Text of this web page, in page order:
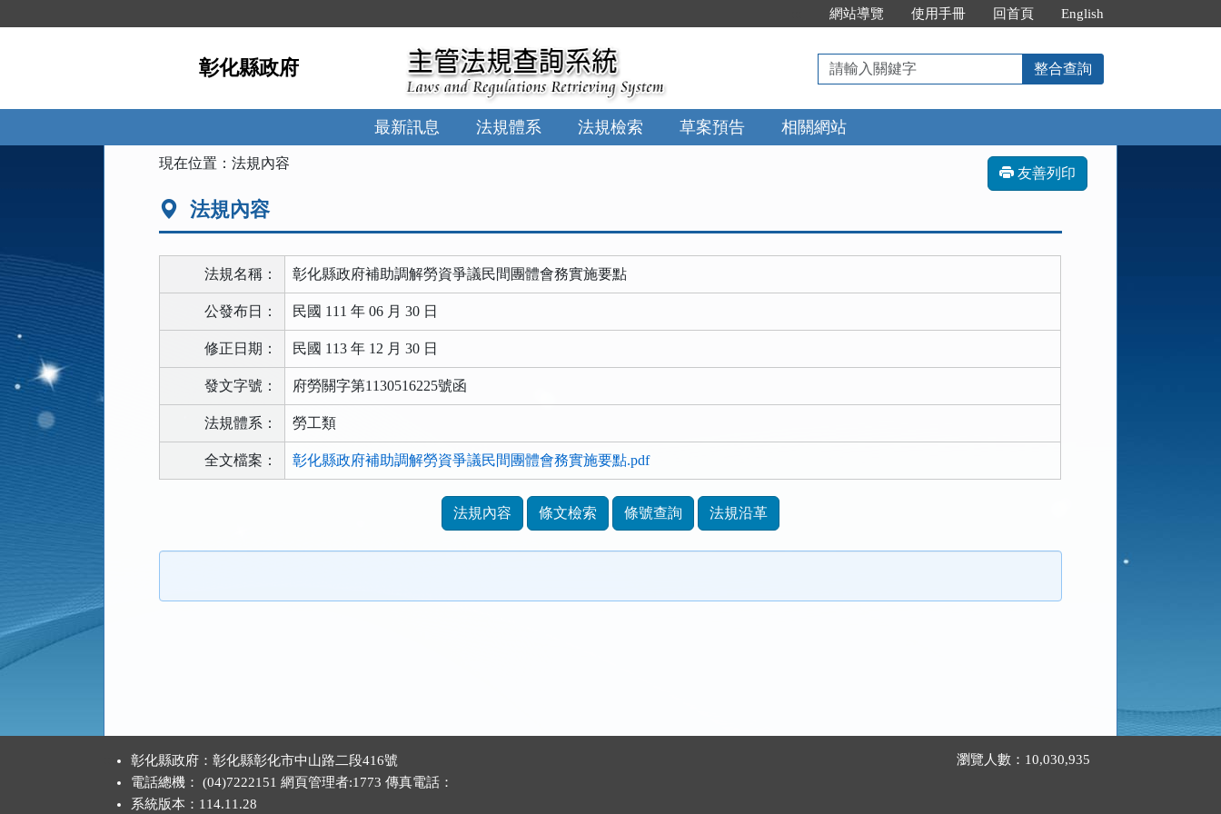
到
網站導覽 使用手冊 回首頁 English
彰化縣政府
請
輸
入
關
鍵
整合查詢
最新訊息 法規體系 法規檢索 草案預告 相關網站
現在位置：法規內容
友善列印
法規內容
法規名稱： 彰化縣政府補助調解勞資爭議民間團體會務實施要點
公發布日： 民國 111 年 06 月 30 日
修正日期： 民國 113 年 12 月 30 日
發文字號： 府勞關字第1130516225號函
法規體系： 勞工類
全文檔案： 彰化縣政府補助調解勞資爭議民間團體會務實施要點.pdf
功
法規內容 條文檢索 條號查詢 法規沿革
彰化縣政府：彰化縣彰化市中山路二段416號
電話總機： (04)7222151 網頁管理者:1773 傳真電話：
系統版本： 114.11.28
瀏覽人數：10,030,935